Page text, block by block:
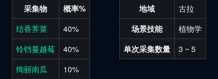
采集物
概率%
结香荠菜
40%
铃铛蔓越莓
40%
绚丽南瓜
10%
地域
古拉
场景技能
植物学
单次采集数量
3 ~ 5